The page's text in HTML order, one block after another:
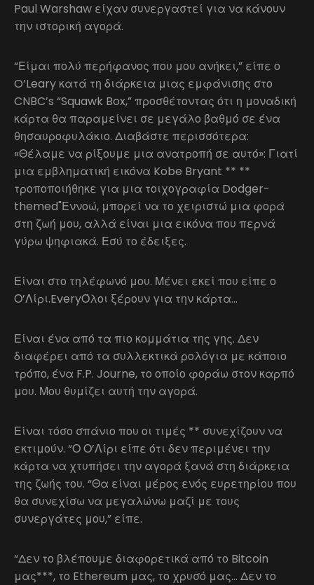
Paul Warshaw είχαν συνεργαστεί για να κάνουν
την ιστορική αγορά.
“Είμαι πολύ περήφανος που μου ανήκει,” είπε ο
O’Leary κατά τη διάρκεια μιας εμφάνισης στο
CNBC’s “Squawk Box,” προσθέτοντας ότι η μοναδική
κάρτα θα παραμείνει σε μεγάλο βαθμό σε ένα
θησαυροφυλάκιο. Διαβάστε περισσότερα:
«Θέλαμε να ρίξουμε μια ανατροπή σε αυτό»: Γιατί
μια εμβληματική εικόνα Kobe Bryant ** **
τροποποιήθηκε για μια τοιχογραφία Dodger-
themed"Εννοώ, μπορεί να το χειριστώ μια φορά
στη ζωή μου, αλλά είναι μια εικόνα που περνά
γύρω ψηφιακά. Εσύ το έδειξες.
Είναι στο τηλέφωνό μου. Μένει εκεί που είπε ο
Ο’Λίρι.EveryΌλοι ξέρουν για την κάρτα…
Είναι ένα από τα πιο κομμάτια της γης. Δεν
διαφέρει από τα συλλεκτικά ρολόγια με κάποιο
τρόπο, ένα F.P. Journe, το οποίο φοράω στον καρπό
μου. Μου θυμίζει αυτή την αγορά.
Είναι τόσο σπάνιο που οι τιμές ** συνεχίζουν να
εκτιμούν. “Ο Ο’Λίρι είπε ότι δεν περιμένει την
κάρτα να χτυπήσει την αγορά ξανά στη διάρκεια
της ζωής του. “Θα είναι μέρος ενός ευρετηρίου που
θα συνεχίσω να μεγαλώνω μαζί με τους
συνεργάτες μου,” είπε.
“Δεν το βλέπουμε διαφορετικά από το Bitcoin
μας***, το Ethereum μας, το χρυσό μας… Δεν το